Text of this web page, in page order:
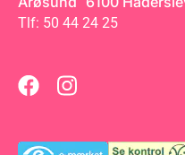
Tlf: 50 44 24 25